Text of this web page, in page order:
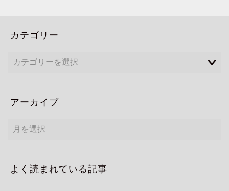
カテゴリー
アーカイブ
ー
ブ
よく読まれている記事